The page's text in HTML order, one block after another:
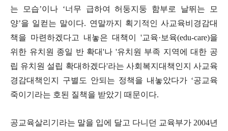
는 모습’이나 ‘너무 급하여 허둥지둥 함부로 날뛰는 모
양’을 일컫는 말이다. 연말까지 획기적인 사교육비경감대
책을 마련하겠다고 내놓은 대책이 '교육·보육(edu-care)을
위한 유치원 종일 반 확대'나 '유치원 부족 지역에 대한 공
립 유치원 설립 확대하겠다'라는 사회복지대책인지 사교육
경감대책인지 구별도 안되는 정책을 내놓았다가 ‘공교육
죽이기라는 호된 질책을 받았기 때문이다.
공교육살리기라는 말을 입에 달고 다니던 교육부가 2004년